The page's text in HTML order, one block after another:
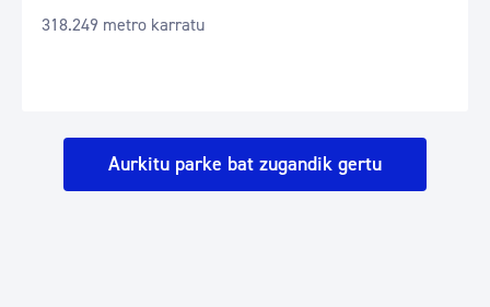
318.249 metro karratu
Aurkitu parke bat zugandik gertu